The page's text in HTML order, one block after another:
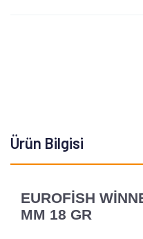
Ürün Bilgisi
EUROFİSH
MM 18 GR